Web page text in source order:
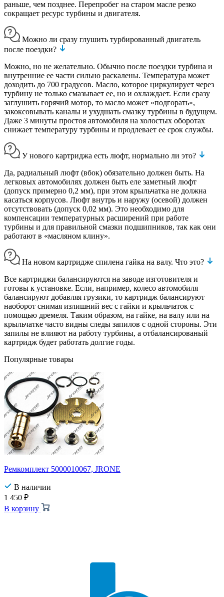
раньше, чем позднее. Перепробег на старом масле резко
сокращает ресурс турбины и двигателя.
Можно ли сразу глушить турбированный двигатель
после поездки?
Можно, но не желательно. Обычно после поездки турбина и
внутренние ее части сильно раскалены. Температура может
доходить до 700 градусов. Масло, которое циркулирует через
турбину не только смазывает ее, но и охлаждает. Если сразу
заглушить горячий мотор, то масло может «подгорать»,
закоксовывать каналы и ухудшать смазку турбины в будущем.
Даже 3 минуты простоя автомобиля на холостых оборотах
снижает температуру турбины и продлевает ее срок службы.
У нового картриджа есть люфт, нормально ли это?
Да, радиальный люфт (вбок) обязательно должен быть. На
легковых автомобилях должен быть еле заметный люфт
(допуск примерно 0,2 мм), при этом крыльчатка не должна
касаться корпусов. Люфт внутрь и наружу (осевой) должен
отсутствовать (допуск 0,02 мм). Это необходимо для
компенсации температурных расширений при работе
турбины и для правильной смазки подшипников, так как они
работают в «масляном клину».
На новом картридже спилена гайка на валу. Что это?
Все картриджи балансируются на заводе изготовителя и
готовы к установке. Если, например, колесо автомобиля
балансируют добавляя грузики, то картридж балансируют
наоборот снимая излишний вес с гайки и крыльчаток с
помощью дремеля. Таким образом, на гайке, на валу или на
крыльчатке часто видны следы запилов с одной стороны. Эти
запилы не влияют на работу турбины, а отбалансированый
картридж будет работать долгие годы.
Популярные товары
Ремкомплект 5000010067, JRONE
В наличии
1 450 ₽
В корзину